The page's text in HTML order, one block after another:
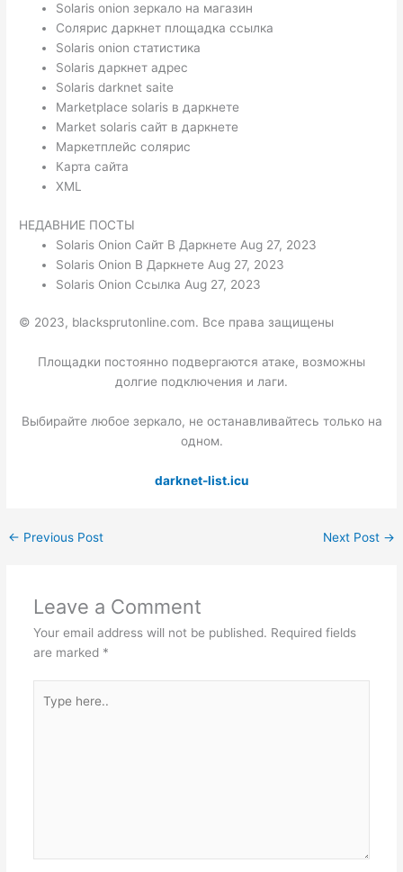
Solaris onion зеркало на магазин
Солярис даркнет площадка ссылка
Solaris onion статистика
Solaris даркнет адрес
Solaris darknet saite
Marketplace solaris в даркнете
Market solaris сайт в даркнете
Маркетплейс солярис
Карта сайта
XML
НЕДАВНИЕ ПОСТЫ
Solaris Onion Сайт В Даркнете Aug 27, 2023
Solaris Onion В Даркнете Aug 27, 2023
Solaris Onion Ссылка Aug 27, 2023
© 2023, blacksprutonline.com. Все права защищены
Площадки постоянно подвергаются атаке, возможны
долгие подключения и лаги.
Выбирайте любое зеркало, не останавливайтесь только на
одном.
darknet-list.icu
← Previous Post Next Post →
Leave a Comment
Your email address will not be published. Required fields
are marked *
here..